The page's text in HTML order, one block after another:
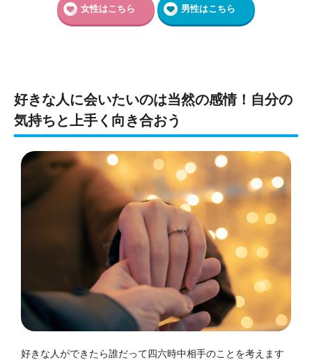
女性はこちら 男性はこちら
好きな人に会いたいのは当然の感情！自分の
気持ちと上手く向き合おう
好きな人ができたら誰だって四六時中相手のことを考えます